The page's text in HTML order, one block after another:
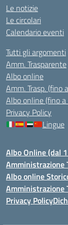
Le notizie
Le circolari
Calendario eventi
Tutti gli argomenti
Amm. Trasparente
Albo online
Amm. Trasp. (fino
Albo online (fino a
Privacy Policy
Lingue
Albo Online (dal
Amministrazione
Albo online
Amministrazione
Privacy Policy